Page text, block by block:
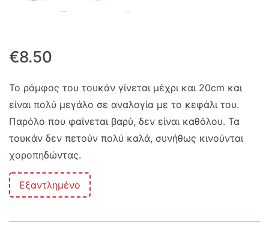
€8.50
Το ράμφος του τουκάν γίνεται μέχρι και 20cm και
είναι πολύ μεγάλο σε αναλογία με το κεφάλι του.
Παρόλο που φαίνεται βαρύ, δεν είναι καθόλου. Τα
τουκάν δεν πετούν πολύ καλά, συνήθως κινούνται
χοροπηδώντας.
Εξαντλημένο